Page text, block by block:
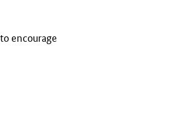
encourage